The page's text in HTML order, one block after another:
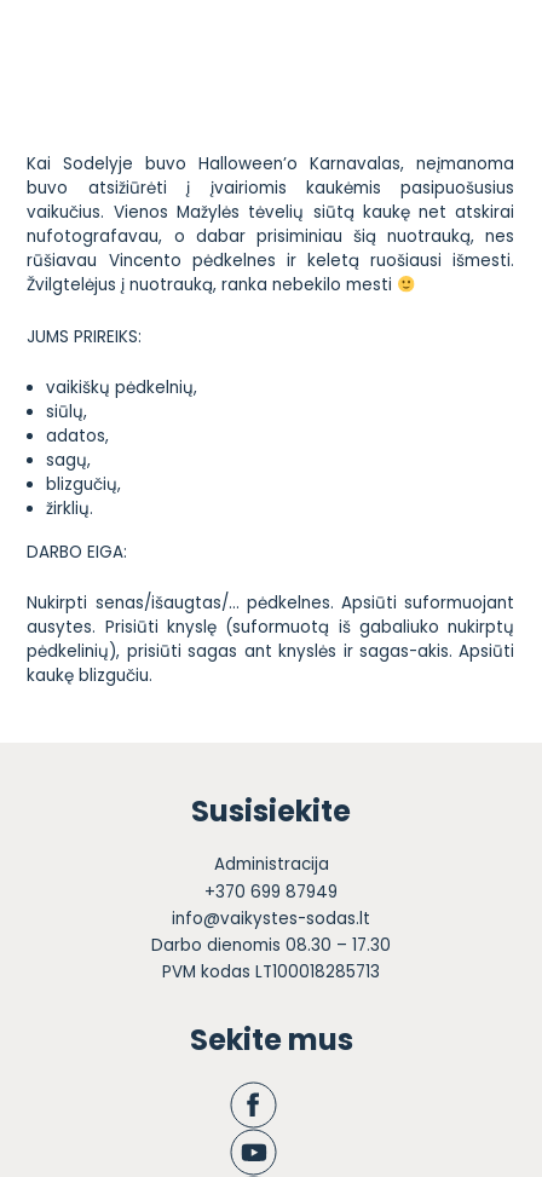
Kai Sodelyje buvo Halloween’o Karnavalas, neįmanoma
buvo atsižiūrėti į įvairiomis kaukėmis pasipuošusius
vaikučius. Vienos Mažylės tėvelių siūtą kaukę net atskirai
nufotografavau, o dabar prisiminiau šią nuotrauką, nes
rūšiavau Vincento pėdkelnes ir keletą ruošiausi išmesti.
Žvilgtelėjus į nuotrauką, ranka nebekilo mesti
JUMS PRIREIKS:
vaikiškų pėdkelnių,
siūlų,
adatos,
sagų,
blizgučių,
žirklių.
DARBO EIGA:
Nukirpti senas/išaugtas/… pėdkelnes. Apsiūti suformuojant
ausytes. Prisiūti knyslę (suformuotą iš gabaliuko nukirptų
pėdkelinių), prisiūti sagas ant knyslės ir sagas-akis. Apsiūti
kaukę blizgučiu.
Susisiekite
Administracija
+370 699 87949
info@vaikystes-sodas.lt
Darbo dienomis 08.30 – 17.30
PVM kodas LT100018285713
Sekite mus